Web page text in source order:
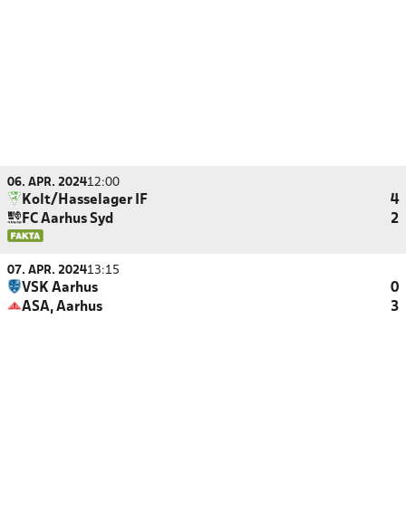
06. APR. 202412:00
Kolt/Hasselager IF
4
FC Aarhus Syd
2
07. APR. 202413:15
VSK Aarhus
0
ASA, Aarhus
3